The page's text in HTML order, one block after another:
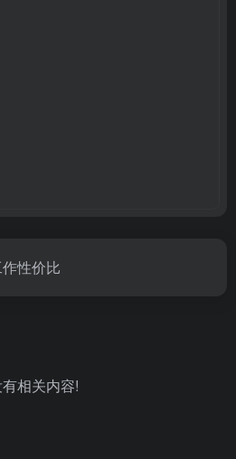
性价比
相关内容!